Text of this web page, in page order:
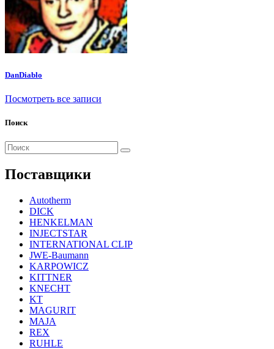
DanDiablo
Посмотреть все записи
Поиск
Поиск
для:
Поставщики
Autotherm
DICK
HENKELMAN
INJECTSTAR
INTERNATIONAL CLIP
JWE-Baumann
KARPOWICZ
KITTNER
KNECHT
KT
MAGURIT
MAJA
REX
RUHLE